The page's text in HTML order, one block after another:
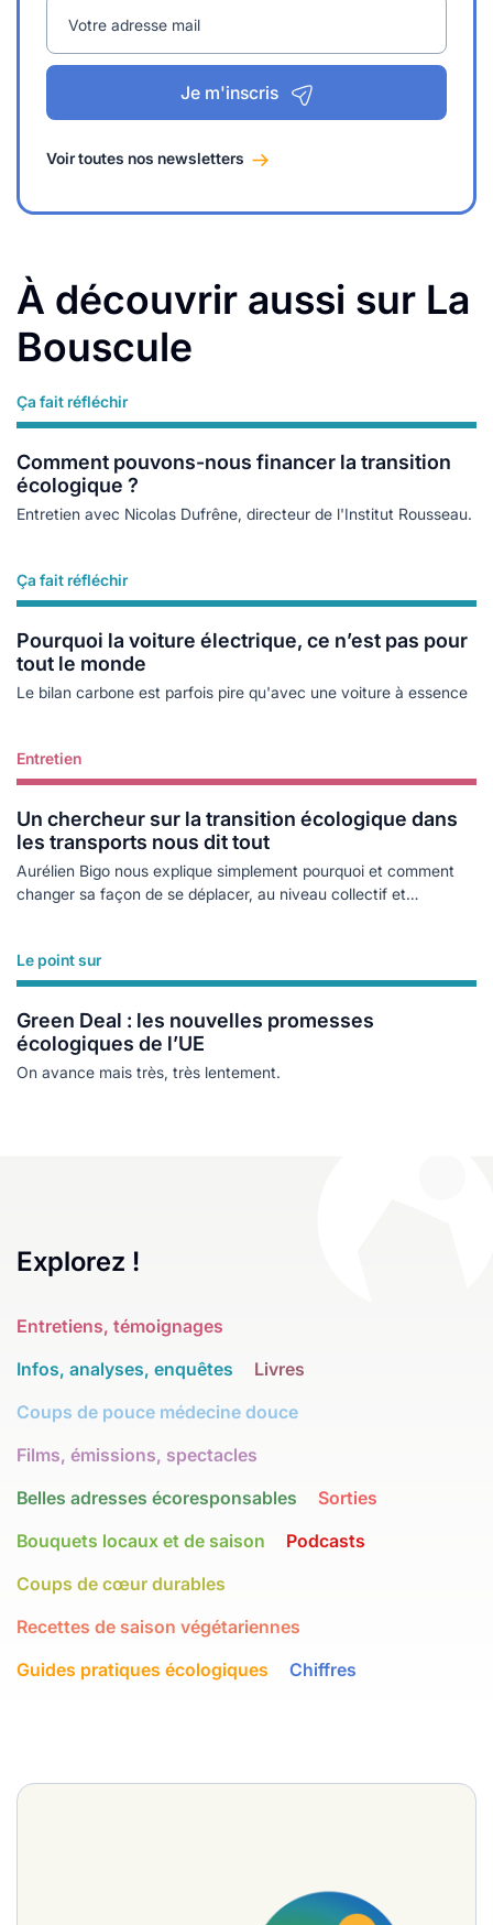
Votre adresse mail
Je m'inscris
Voir toutes nos newsletters
À découvrir aussi sur La
Bouscule
Ça fait réfléchir
Comment pouvons-nous financer la transition
écologique ?
Entretien avec Nicolas Dufrêne, directeur de l'Institut Rousseau.
Lire plus
Ça fait réfléchir
Pourquoi la voiture électrique, ce n’est pas pour
tout le monde
Le bilan carbone est parfois pire qu'avec une voiture à essence
Lire plus
Entretien
Un chercheur sur la transition écologique dans
les transports nous dit tout
Aurélien Bigo nous explique simplement pourquoi et comment
changer sa façon de se déplacer, au niveau collectif et
Lire plus
Le point sur
Green Deal : les nouvelles promesses
écologiques de l’UE
On avance mais très, très lentement.
Lire plus
Explorez !
Entretiens, témoignages
Infos, analyses, enquêtes
Livres
Coups de pouce médecine douce
Films, émissions, spectacles
Belles adresses écoresponsables
Sorties
Bouquets locaux et de saison
Podcasts
Coups de cœur durables
Recettes de saison végétariennes
Guides pratiques écologiques
Chiffres